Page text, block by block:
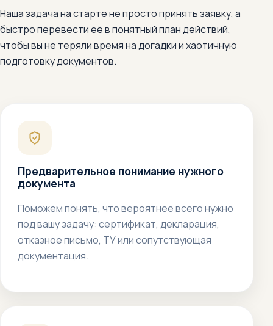
Наша задача на старте не просто принять заявку, а
быстро перевести её в понятный план действий,
чтобы вы не теряли время на догадки и хаотичную
подготовку документов.
Предварительное понимание нужного
документа
Поможем понять, что вероятнее всего нужно
под вашу задачу: сертификат, декларация,
отказное письмо, ТУ или сопутствующая
документация.